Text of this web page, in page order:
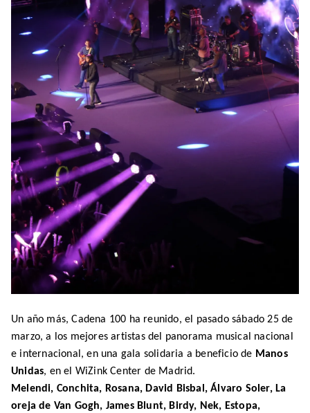
Un año más, Cadena 100 ha reunido, el pasado sábado 25 de
marzo, a los mejores artistas del panorama musical nacional
e internacional, en una gala solidaria a beneficio de Manos
Unidas, en el WiZink Center de Madrid.
Melendi, Conchita, Rosana, David Bisbal, Álvaro Soler, La
oreja de Van Gogh, James Blunt, Birdy, Nek, Estopa,